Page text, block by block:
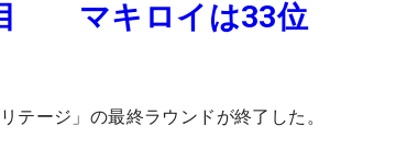
マキロイは33位
テージ」の最終ラウンドが終了した。